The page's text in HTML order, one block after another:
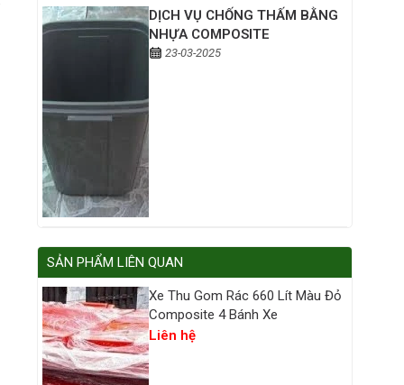
DỊCH VỤ CHỐNG THẤM BẰNG
NHỰA COMPOSITE
23-03-2025
SẢN PHẨM LIÊN QUAN
Xe Thu Gom Rác 660 Lít Màu Đỏ
Composite 4 Bánh Xe
Liên hệ